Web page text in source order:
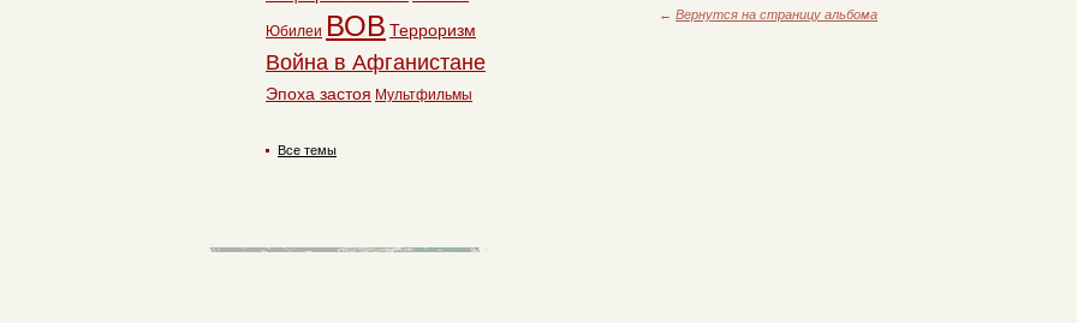
← Вернутся на страницу альбома
Юбилеи ВОВ Терроризм
Война в Афганистане
Эпоха застоя Мультфильмы
Все темы